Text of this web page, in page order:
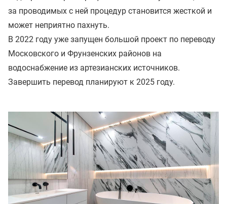
за проводимых с ней процедур становится жесткой и
может неприятно пахнуть.
В 2022 году уже запущен большой проект по переводу
Московского и Фрунзенских районов на
водоснабжение из артезианских источников.
Завершить перевод планируют к 2025 году.